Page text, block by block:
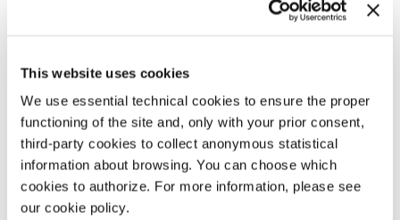
This website uses cookies
We use essential technical cookies to ensure the proper
functioning of the site and, only with your prior consent,
third-party cookies to collect anonymous statistical
information about browsing. You can choose which
cookies to authorize. For more information, please see
our cookie policy.
SCOPRI DI PIÙ SUL FILM